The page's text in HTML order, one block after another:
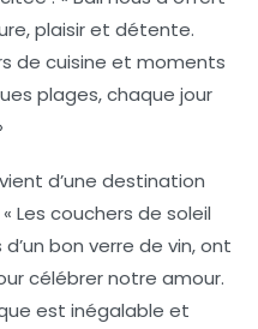
plaisir et détente.
de cuisine et moments
plages, chaque jour
d’une destination
« Les couchers de soleil
bon verre de vin, ont
célébrer notre amour.
est inégalable et